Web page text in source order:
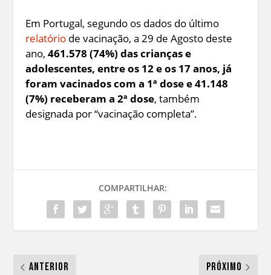
Em Portugal, segundo os dados do último
relatório de vacinação, a 29 de Agosto deste
ano,461.578 (74%) das crianças e
adolescentes, entre os 12 e os 17 anos, já
foram vacinados com a 1ª dose e 41.148
(7%) receberam a 2ª dose, também
designada por “vacinação completa”.
COMPARTILHAR:
Anterior Próximo